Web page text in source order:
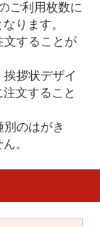
ご利用枚数に
ります。
することが
拶状デザイ
文すること
のはがき
。